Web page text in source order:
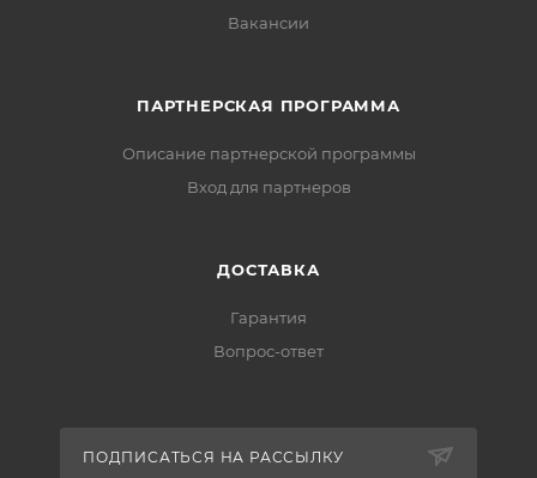
Вакансии
ПАРТНЕРСКАЯ ПРОГРАММА
Описание партнерской программы
Вход для партнеров
ДОСТАВКА
Гарантия
Вопрос-ответ
ПОДПИСАТЬСЯ НА РАССЫЛКУ